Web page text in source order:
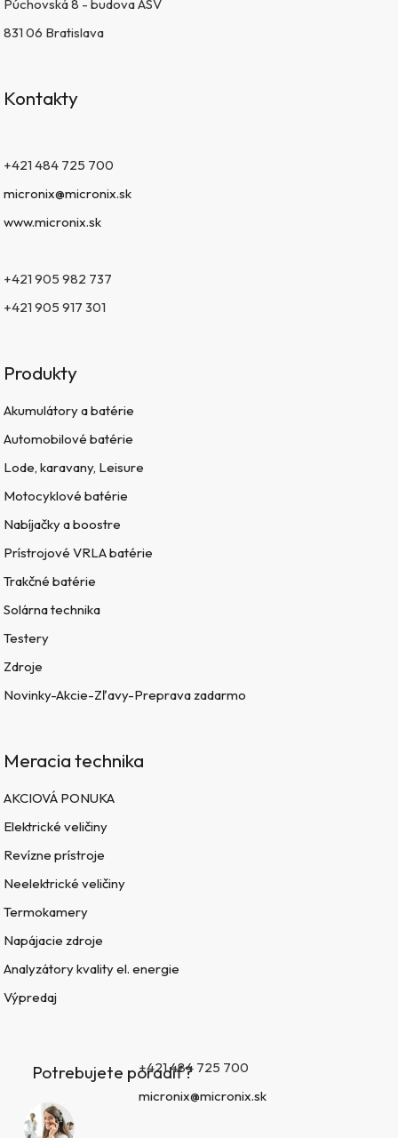
Púchovská 8 - budova ASV
831 06 Bratislava
Kontakty
+421 484 725 700
micronix@micronix.sk
www.micronix.sk
+421 905 982 737
+421 905 917 301
Produkty
Akumulátory a batérie
Automobilové batérie
Lode, karavany, Leisure
Motocyklové batérie
Nabíjačky a boostre
Prístrojové VRLA batérie
Trakčné batérie
Solárna technika
Testery
Zdroje
Novinky-Akcie-Zľavy-Preprava zadarmo
Meracia technika
AKCIOVÁ PONUKA
Elektrické veličiny
Revízne prístroje
Neelektrické veličiny
Termokamery
Napájacie zdroje
Analyzátory kvality el. energie
Výpredaj
Potrebujete poradiť?+421 484 725 700
micronix@micronix.sk